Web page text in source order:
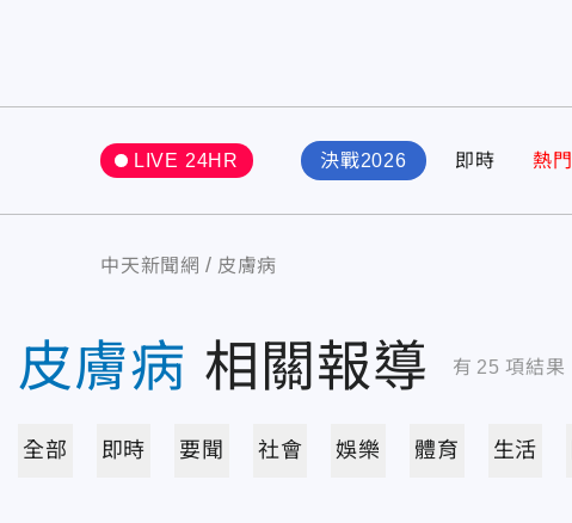
LIVE 24HR 決戰2026 即時 熱門
中天新聞網 皮膚病
皮膚病 相關報導 有 25 項結果
全部 即時 要聞 社會 娛樂 體育 生活